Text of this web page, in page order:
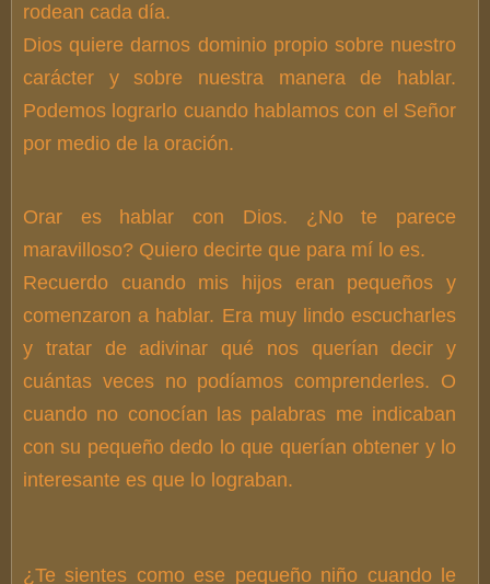
rodean cada día.
Dios quiere darnos dominio propio sobre nuestro
carácter y sobre nuestra manera de hablar.
Podemos lograrlo cuando hablamos con el Señor
por medio de la oración.
Orar es hablar con Dios. ¿No te parece
maravilloso? Quiero decirte que para mí lo es.
Recuerdo cuando mis hijos eran pequeños y
comenzaron a hablar. Era muy lindo escucharles
y tratar de adivinar qué nos querían decir y
cuántas veces no podíamos comprenderles. O
cuando no conocían las palabras me indicaban
con su pequeño dedo lo que querían obtener y lo
interesante es que lo lograban.
¿Te sientes como ese pequeño niño cuando le